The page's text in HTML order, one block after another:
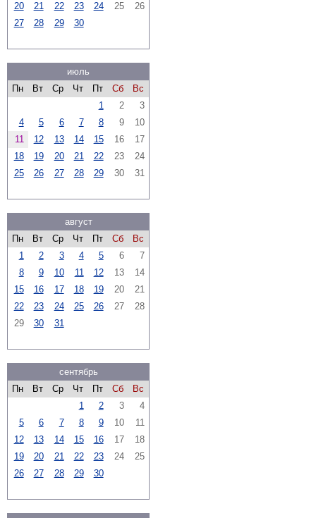
20
21 22 23 24 25
26
27
28 29 30
июль
Пн
Вт Ср Чт Пт Сб
Вс
1
2
3
4
5 6 7 8 9
10
11
12 13 14 15 16
17
18
19 20 21 22 23
24
25
26 27 28 29 30 31
август
Пн
Вт Ср Чт Пт Сб
Вс
1
2 3 4 5 6
7
8
9 10 11 12 13
14
15
16 17 18 19 20
21
22
23 24 25 26 27
28
29
30 31
сентябрь
Пн
Вт Ср Чт Пт Сб
Вс
1
2 3
4
5
6 7 8 9 10
11
12
13 14 15 16 17
18
19
20 21 22 23 24
25
26
27 28 29 30